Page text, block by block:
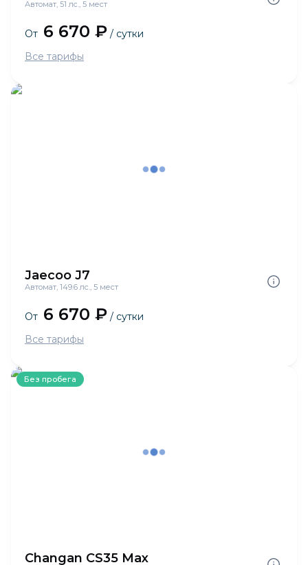
Автомат, 51 лс., 5 мест
От 6 670 ₽ / сутки
Все тарифы
Jaecoo J7
Автомат, 149.6 лс., 5 мест
От 6 670 ₽ / сутки
Все тарифы
Без пробега
Changan CS35 Max